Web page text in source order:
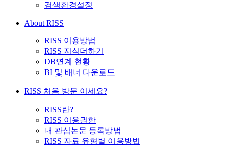
검색환경설정
About RISS
RISS 이용방법
RISS 지식더하기
DB연계 현황
BI 및 배너 다운로드
RISS 처음 방문 이세요?
RISS란?
RISS 이용권한
내 관심논문 등록방법
RISS 자료 유형별 이용방법